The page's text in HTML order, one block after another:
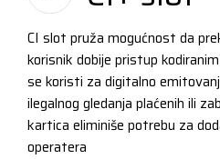
CI slot pruža mogućnost da
korisnik dobije pristup
se koristi za digitalno
ilegalnog gledanja plaćenih ili
kartica eliminiše potrebu za
operatera